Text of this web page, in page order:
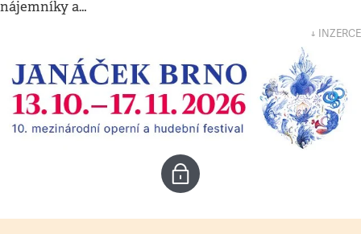
nájemníky a…
↓ INZERCE